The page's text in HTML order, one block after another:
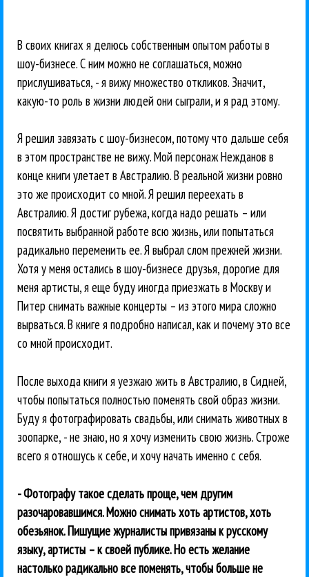
В своих книгах я делюсь собственным опытом работы в
шоу-бизнесе. С ним можно не соглашаться, можно
прислушиваться, - я вижу множество откликов. Значит,
какую-то роль в жизни людей они сыграли, и я рад этому.
Я решил завязать с шоу-бизнесом, потому что дальше себя
в этом пространстве не вижу. Мой персонаж Нежданов в
конце книги улетает в Австралию. В реальной жизни ровно
это же происходит со мной. Я решил переехать в
Австралию. Я достиг рубежа, когда надо решать – или
посвятить выбранной работе всю жизнь, или попытаться
радикально переменить ее. Я выбрал слом прежней жизни.
Хотя у меня остались в шоу-бизнесе друзья, дорогие для
меня артисты, я еще буду иногда приезжать в Москву и
Питер снимать важные концерты – из этого мира сложно
вырваться. В книге я подробно написал, как и почему это все
со мной происходит.
После выхода книги я уезжаю жить в Австралию, в Сидней,
чтобы попытаться полностью поменять свой образ жизни.
Буду я фотографировать свадьбы, или снимать животных в
зоопарке, - не знаю, но я хочу изменить свою жизнь. Строже
всего я отношусь к себе, и хочу начать именно с себя.
- Фотографу такое сделать проще, чем другим
разочаровавшимся. Можно снимать хоть артистов, хоть
обезьянок. Пишущие журналисты привязаны к русскому
языку, артисты – к своей публике. Но есть желание
настолько радикально все поменять, чтобы больше не